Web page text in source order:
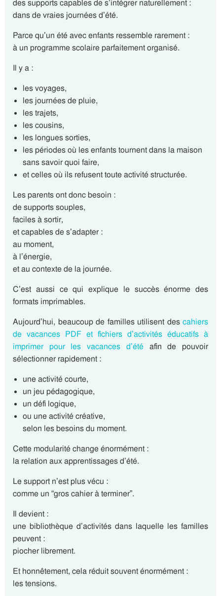
des supports capables de s’intégrer naturellement :
dans de vraies journées d’été.
Parce qu’un été avec enfants ressemble rarement :
à un programme scolaire parfaitement organisé.
Il y a :
les voyages,
les journées de pluie,
les trajets,
les cousins,
les longues sorties,
les périodes où les enfants tournent dans la maison
sans savoir quoi faire,
et celles où ils refusent toute activité structurée.
Les parents ont donc besoin :
de supports souples,
faciles à sortir,
et capables de s’adapter :
au moment,
à l’énergie,
et au contexte de la journée.
C’est aussi ce qui explique le succès énorme des
formats imprimables.
Aujourd’hui, beaucoup de familles utilisent des cahiers
de vacances PDF et fichiers d’activités éducatifs à
imprimer pour les vacances d’étéafin de pouvoir
sélectionner rapidement :
une activité courte,
un jeu pédagogique,
un défi logique,
ou une activité créative,
selon les besoins du moment.
Cette modularité change énormément :
la relation aux apprentissages d’été.
Le support n’est plus vécu :
comme un “gros cahier à terminer”.
Il devient :
une bibliothèque d’activités dans laquelle les familles
peuvent :
piocher librement.
Et honnêtement, cela réduit souvent énormément :
les tensions.